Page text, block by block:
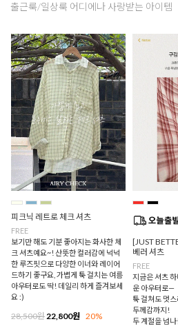
출근룩/일상룩 어디에나 사랑받는 아이템
피크닉 레트로 체크 셔츠
FREE
보기만 해도 기분 좋아지는 화사한 체
크 셔츠예요~! 산뜻한 컬러감에 넉넉
한 루즈핏으로 다양한 이너와 레이어
드하기 좋구요, 가볍게 툭 걸치는 여름
아우터로도 딱! 데일리 하게 즐겨보세
요 :)
28,500원 22,800원 20%
[JUST
베러 셔츠
FREE
지금은 셔츠
운 아우터로—
툭 걸쳐도 멋
두께감까지!
두 계절을 넘